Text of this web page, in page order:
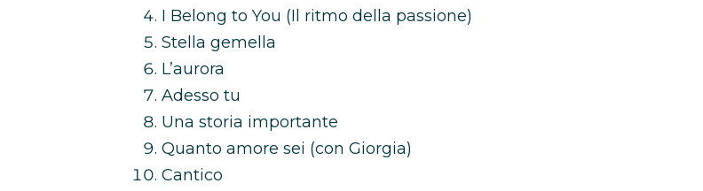
I Belong to You (Il ritmo della passione)
Stella gemella
L’aurora
Adesso tu
Una storia importante
Quanto amore sei (con Giorgia)
Cantico